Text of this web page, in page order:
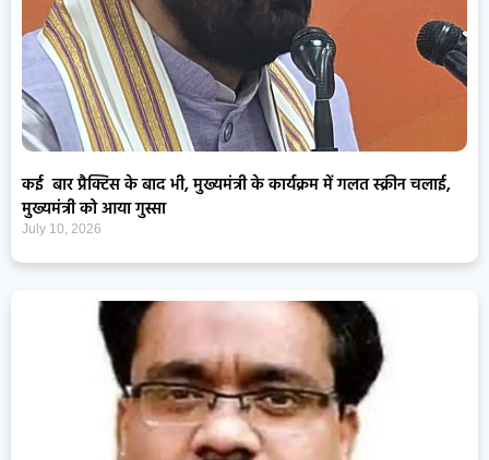
कई बार प्रैक्टिस के बाद भी, मुख्यमंत्री के कार्यक्रम में गलत स्क्रीन चलाई,
मुख्यमंत्री को आया गुस्सा
July 10, 2026